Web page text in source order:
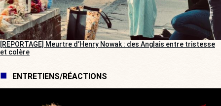
[REPORTAGE] Meurtre d’Henry Nowak : des Anglais entre tristesse
et colère
ENTRETIENS/RÉACTIONS